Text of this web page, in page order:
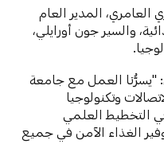
المدير العام
والسير جون أورايلي،
"يسرُّنا العمل مع جامعة
وتكنولوجيا
التخطيط العلمي
الغذاء الآمن في جميع